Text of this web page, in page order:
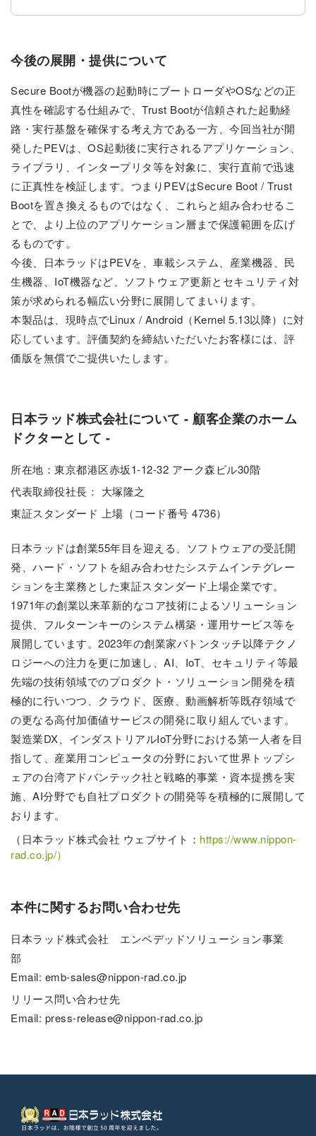
今後の展開・提供について
Secure Bootが機器の起動時にブートローダやOSなどの正
真性を確認する仕組みで、Trust Bootが信頼された起動経
路・実行基盤を確保する考え方である一方、今回当社が開
発したPEVは、OS起動後に実行されるアプリケーション、
ライブラリ、インタープリタ等を対象に、実行直前で迅速
に正真性を検証します。つまりPEVはSecure Boot / Trust
Bootを置き換えるものではなく、これらと組み合わせるこ
とで、より上位のアプリケーション層まで保護範囲を広げ
るものです。
今後、日本ラッドはPEVを、車載システム、産業機器、民
生機器、IoT機器など、ソフトウェア更新とセキュリティ対
策が求められる幅広い分野に展開してまいります。
本製品は、現時点でLinux / Android（Kernel 5.13以降）に対
応しています。評価契約を締結いただいたお客様には、評
価版を無償でご提供いたします。
日本ラッド株式会社について - 顧客企業のホーム
ドクターとして -
所在地：東京都港区赤坂1-12-32 アーク森ビル30階
代表取締役社長： 大塚隆之
東証スタンダード 上場（コード番号 4736）
日本ラッドは創業55年目を迎える、ソフトウェアの受託開
発、ハード・ソフトを組み合わせたシステムインテグレー
ションを主業務とした東証スタンダード上場企業です。
1971年の創業以来革新的なコア技術によるソリューション
提供、フルターンキーのシステム構築・運用サービス等を
展開しています。2023年の創業家バトンタッチ以降テクノ
ロジーへの注力を更に加速し、AI、IoT、セキュリティ等最
先端の技術領域でのプロダクト・ソリューション開発を積
極的に行いつつ、クラウド、医療、動画解析等既存領域で
の更なる高付加価値サービスの開発に取り組んでいます。
製造業DX、インダストリアルIoT分野における第一人者を目
指して、産業用コンピュータの分野において世界トップシ
ェアの台湾アドバンテック社と戦略的事業・資本提携を実
施、AI分野でも自社プロダクトの開発等を積極的に展開して
おります。
（日本ラッド株式会社 ウェブサイト： https://www.nippon-
rad.co.jp/）
本件に関するお問い合わせ先
日本ラッド株式会社 エンベデッドソリューション事業
部
Email: emb-sales@nippon-rad.co.jp
リリース問い合わせ先
Email: press-release@nippon-rad.co.jp